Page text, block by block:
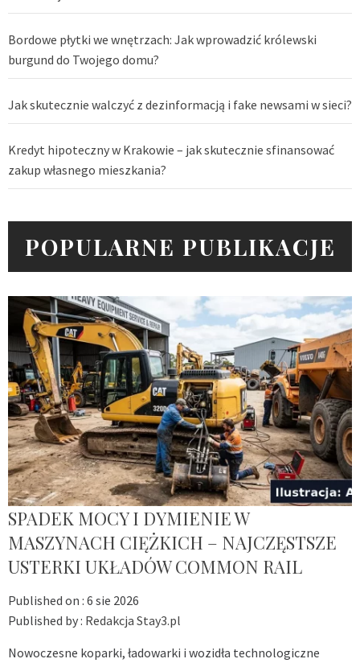
Bordowe płytki we wnętrzach: Jak wprowadzić królewski
burgund do Twojego domu?
Jak skutecznie walczyć z dezinformacją i fake newsami w sieci?
Kredyt hipoteczny w Krakowie – jak skutecznie sfinansować
zakup własnego mieszkania?
POPULARNE PUBLIKACJE
SPADEK MOCY I DYMIENIE W
MASZYNACH CIĘŻKICH – NAJCZĘSTSZE
USTERKI UKŁADÓW COMMON RAIL
Published on : 6 sie 2026
Published by : Redakcja Stay3.pl
Nowoczesne koparki, ładowarki i wozidła technologiczne